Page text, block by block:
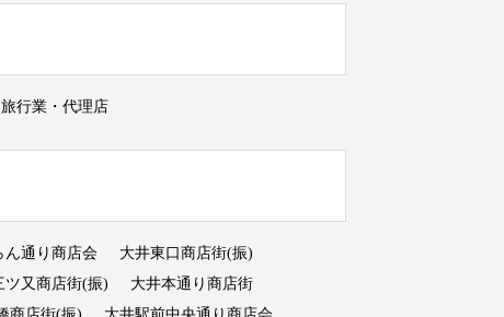
旅行業・代理店
ん通り商店会
大井東口商店街(振)
ツ又商店街(振)
大井本通り商店街